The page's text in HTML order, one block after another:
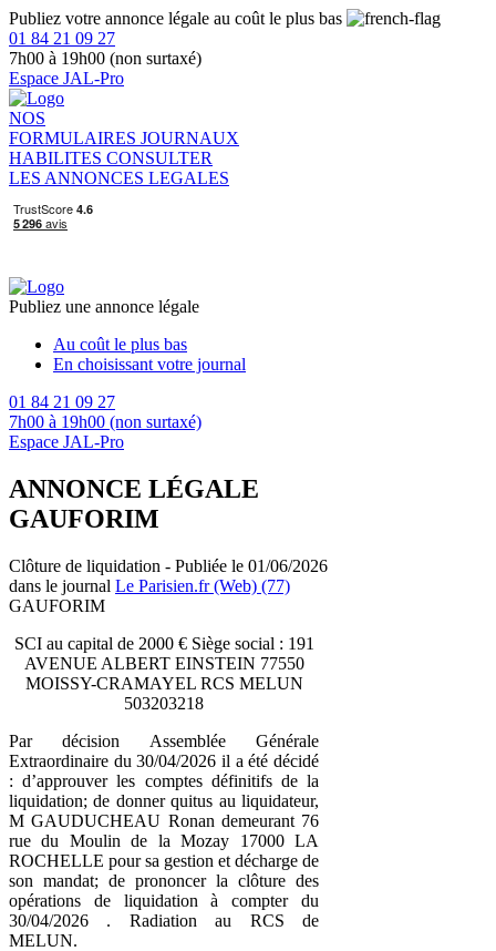
Publiez votre annonce légale au coût le plus bas
01 84 21 09 27
7h00 à 19h00 (non surtaxé)
Espace JAL-Pro
NOS
FORMULAIRES JOURNAUX
HABILITES CONSULTER
LES ANNONCES LEGALES
Publiez une annonce légale
Au coût le plus bas
En choisissant votre journal
01 84 21 09 27
7h00 à 19h00 (non surtaxé)
Espace JAL-Pro
ANNONCE LÉGALE
GAUFORIM
Clôture de liquidation - Publiée le 01/06/2026
dans le journal Le Parisien.fr (Web) (77)
GAUFORIM
SCI au capital de 2000 € Siège social : 191
AVENUE ALBERT EINSTEIN 77550
MOISSY-CRAMAYEL RCS MELUN
503203218
Par décision Assemblée Générale
Extraordinaire du 30/04/2026 il a été décidé
: d’approuver les comptes définitifs de la
liquidation; de donner quitus au liquidateur,
M GAUDUCHEAU Ronan demeurant 76
rue du Moulin de la Mozay 17000 LA
ROCHELLE pour sa gestion et décharge de
son mandat; de prononcer la clôture des
opérations de liquidation à compter du
30/04/2026 . Radiation au RCS de
MELUN.